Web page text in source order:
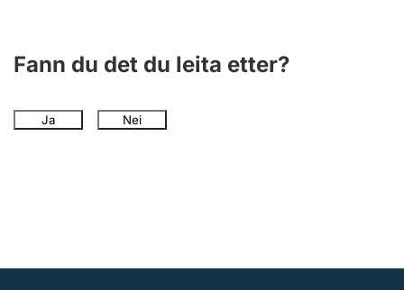
Fann du det du leita etter?
Ja Nei